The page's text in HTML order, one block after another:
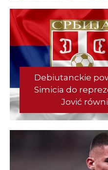
Debiutanckie
Simicia do
Jović